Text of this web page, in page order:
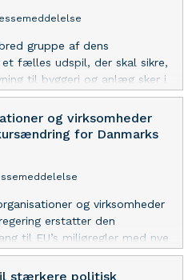
gruppe af dens
fælles udspil, der skal sikre,
til byggeri og anlæg sker i
naturen i havet.
og virksomheder
for Danmarks
og virksomheder
erstatter den
til EU’s miljøregler med nye
bidrage til at sikre et
stærkere politisk